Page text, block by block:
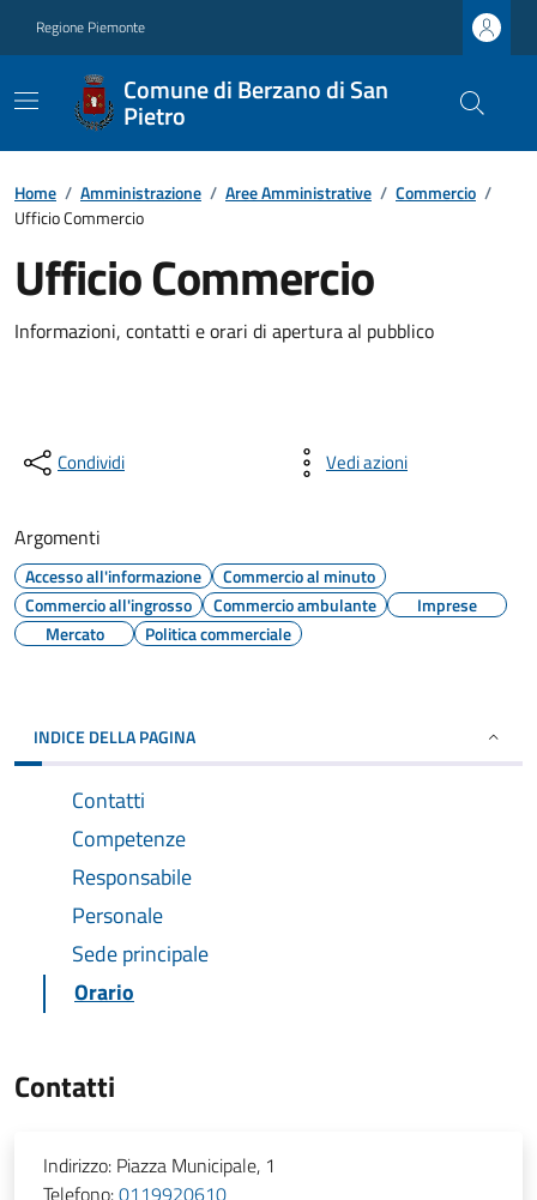
Regione Piemonte
Comune di Berzano di San
Pietro
Home / Amministrazione / Aree Amministrative / Commercio /
Ufficio Commercio
Ufficio Commercio
Informazioni, contatti e orari di apertura al pubblico
Condividi Vedi azioni
Argomenti
Accesso all'informazione
Commercio al minuto
Commercio all'ingrosso
Commercio ambulante
Imprese
Mercato
Politica commerciale
INDICE DELLA PAGINA
Contatti
Competenze
Responsabile
Personale
Sede principale
Orario
Contatti
Indirizzo: Piazza Municipale, 1
Telefono:0119920610